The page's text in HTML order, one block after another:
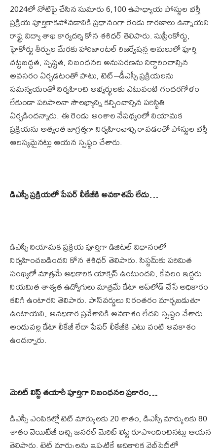
2024లో నోటిఫై చేసిన సుమారు 6,100 ఉపాధ్యాయ పోస్టుల భర్తీ
ప్రక్రియ పూర్తికాకపోవడానికి ప్రధానంగా రెండు కారణాలు ఉన్నాయని
రాష్ట్ర విద్యా శాఖ కార్యదర్శి కోన శశిధర్ తెలిపారు. సుప్రీంకోర్టు,
హైకోర్టు తీర్పుల మేరకు హారిజాంటల్ రిజర్వేషన్ల అమలులో పూర్తి
చట్టబద్ధత, స్పష్టత, నిబంధనల అనుసరణను నిర్ధారించాల్సిన
అవసరం ఏర్పడటంతో పాటు, టెట్–డీఎస్సీ ప్రక్రియలను
సమన్వయంతో నిర్వహించి అభ్యర్థులకు ఎటువంటి గందరగోళం
లేకుండా పరిపాలనా సౌలభ్యాన్ని కల్పించాల్సిన పరిస్థితి
ఏర్పడిందన్నారు. ఈ రెండు అంశాల నేపథ్యంలో నియామక
ప్రక్రియను అత్యంత జాగ్రత్తగా నిర్వహించాల్సి రావడంతో పోస్టుల భర్తీ
ఆలస్యమైనట్లు ఆయన స్పష్టం చేశారు.
డిఎస్సీ ప్రక్రియలో పేపర్ లీకేజీకి అవకాశమే లేదు…
డిఎస్సీ నియామక ప్రక్రియ పూర్తిగా డిజిటల్ విధానంలో
నిర్వహించబడిందని కోన శశిధర్ తెలిపారు. సిస్టమ్‌కు పరిమిత
సంఖ్యలో మాత్రమే అధికారిక యాక్సెస్ ఉంటుందని, కేవలం ఇద్దరు
నియమిత శాశ్వత ఉద్యోగులు మాత్రమే డేటా అప్‌లోడ్ చేసే అధికారం
కలిగి ఉంటారని తెలిపారు. పాస్‌వర్డులు నిరంతరం మార్చబడుతూ
ఉంటాయని, అనధికార ప్రవేశానికి అవకాశం లేదని స్పష్టం చేశారు.
అందువల్ల డేటా లీకేజీ లేదా పేపర్ లీకేజీకి ఎటు వంటి అవకాశం
ఉందన్నారు.
మెరిట్ లిస్ట్ తయారీ పూర్తిగా నిబంధనల ప్రకారం…
డిఎస్సీ ఎంపికల్లో టెట్ మార్కులకు 20 శాతం, డిఎస్సీ మార్కులకు 80
శాతం వెయిటేజీ ఇచ్చి జనరల్ మెరిట్ లిస్ట్ రూపొందించినట్లు ఆయన